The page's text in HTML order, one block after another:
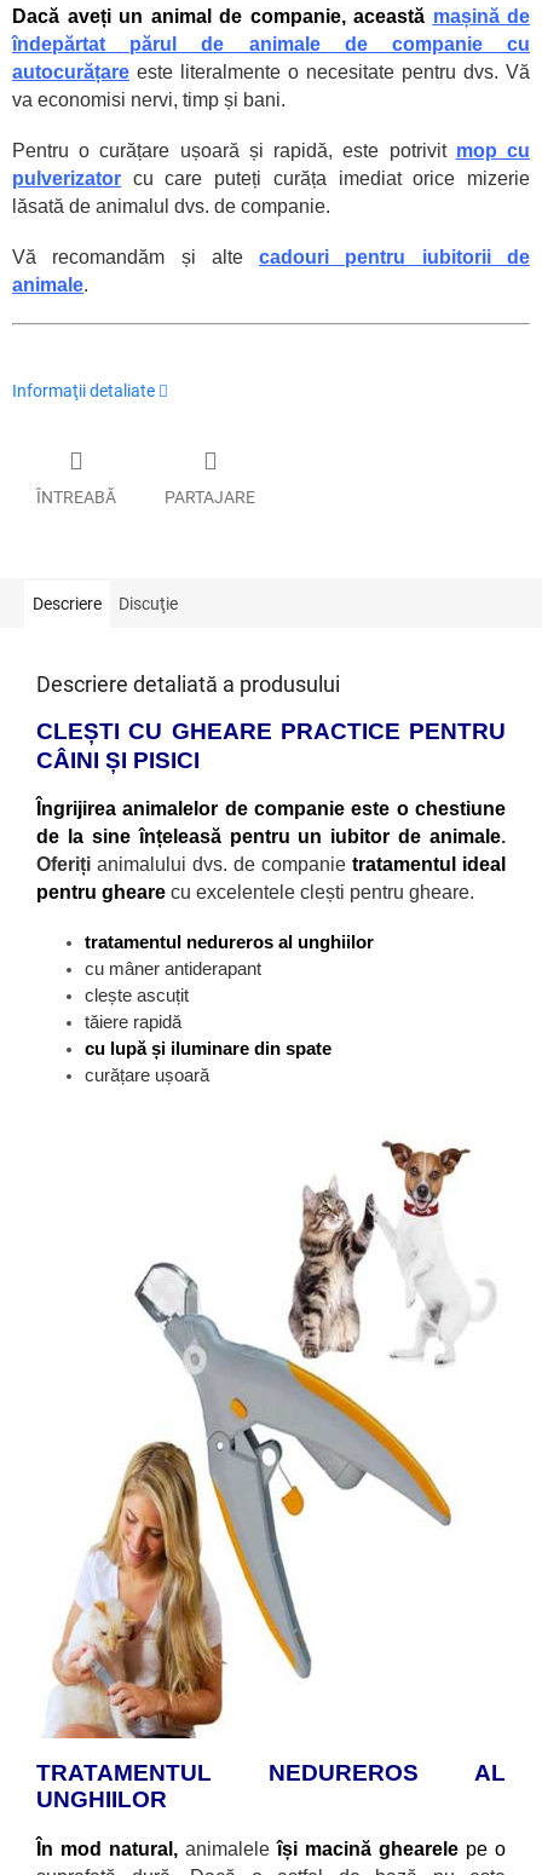
Dacă aveți un animal de companie, această mașină de
îndepărtat părul de animale de companie cu
autocurățare este literalmente o necesitate pentru dvs. Vă
va economisi nervi, timp și bani.
Pentru o curățare ușoară și rapidă, este potrivit mop cu
pulverizator cu care puteți curăța imediat orice mizerie
lăsată de animalul dvs. de companie.
Vă recomandăm și altecadouri pentru iubitorii de
animale.
Informaţii detaliate
ÎNTREABĂ PARTAJARE
Descriere Discuţie
Descriere detaliată a produsului
CLEȘTI CU GHEARE PRACTICE PENTRU
CÂINI ȘI PISICI
Îngrijirea animalelor de companie este o chestiune
de la sine înțeleasă pentru un iubitor de animale.
Oferiți animalului dvs. de companie tratamentul ideal
pentru gheare cu excelentele clești pentru gheare.
tratamentul nedureros al unghiilor
cu mâner antiderapant
clește ascuțit
tăiere rapidă
cu lupă și iluminare din spate
curățare ușoară
TRATAMENTUL NEDUREROS AL
UNGHIILOR
În mod natural, animaleleîși macină ghearele pe o